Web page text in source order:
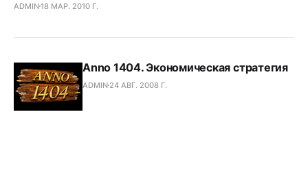
ADMIN18 МАР. 2010 Г.
Anno 1404. Экономическая стратегия
ADMIN 24 АВГ. 2008 Г.